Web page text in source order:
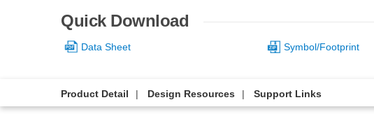
Quick Download
Data Sheet Symbol/Footprint
Product Detail Design Resources Support Links